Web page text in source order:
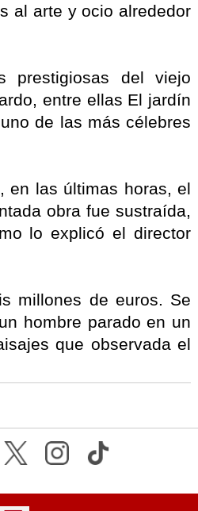
al arte y ocio alrededor
prestigiosas del viejo
entre ellas El jardín
de las más célebres
en las últimas horas, el
obra fue sustraída,
lo explicó el director
millones de euros. Se
hombre parado en un
que observada el